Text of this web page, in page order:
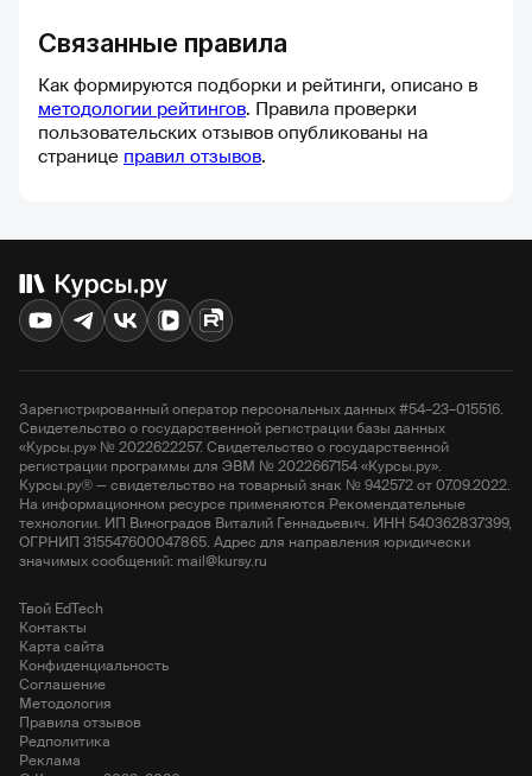
Связанные правила
Как формируются подборки и рейтинги, описано в
методологии рейтингов. Правила проверки
пользовательских отзывов опубликованы на
странице правил отзывов.
Зарегистрированный оператор персональных данных #54–23–015516.
Свидетельство о государственной регистрации базы данных
«Курсы.ру» № 2022622257. Свидетельство о государственной
регистрации программы для ЭВМ № 2022667154 «Курсы.ру».
Курсы.ру® — свидетельство на товарный знак № 942572 от 07.09.2022.
На информационном ресурсе применяются Рекомендательные
технологии. ИП Виноградов Виталий Геннадьевич. ИНН 540362837399,
ОГРНИП 315547600047865. Адрес для направления юридически
значимых сообщений: mail@kursy.ru
Твой EdTech
Контакты
Карта сайта
Конфиденциальность
Соглашение
Методология
Правила отзывов
Редполитика
Реклама